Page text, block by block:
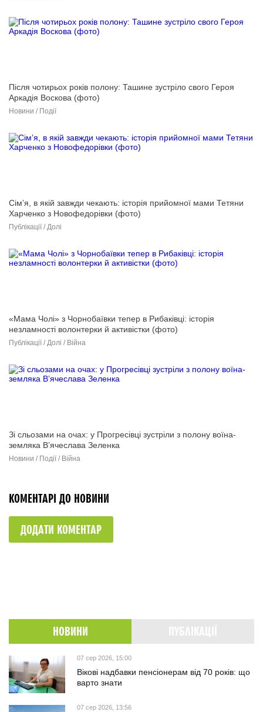
Після чотирьох років полону: Ташине зустріло свого Героя
Аркадія Воскова (фото)
Новини / Події
Сім’я, в якій завжди чекають: історія прийомної мами Тетяни
Харченко з Новофедорівки (фото)
Публікації / Долі
«Мама Чолі» з Чорнобаївки тепер в Рибаківці: історія
незламності волонтерки й активістки (фото)
Публікації / Долі / Війна
Зі сльозами на очах: у Прогресівці зустріли з полону воїна-
земляка В’ячеслава Зеленка
Новини / Події / Війна
КОМЕНТАРІ ДО НОВИНИ
ДОДАТИ КОМЕНТАР
НОВИНИ
07 сер 2026, 15:00
Вікові надбавки пенсіонерам від 70 років: що
варто знати
07 сер 2026, 13:56